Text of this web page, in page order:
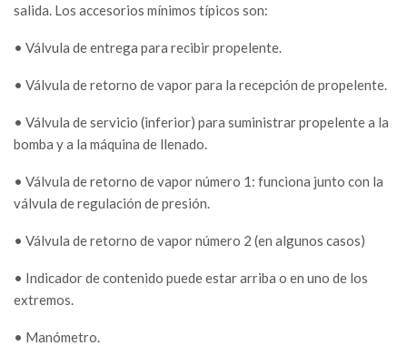
salida. Los accesorios mínimos típicos son:
• Válvula de entrega para recibir propelente.
• Válvula de retorno de vapor para la recepción de propelente.
• Válvula de servicio (inferior) para suministrar propelente a la
bomba y a la máquina de llenado.
• Válvula de retorno de vapor número 1: funciona junto con la
válvula de regulación de presión.
• Válvula de retorno de vapor número 2 (en algunos casos)
• Indicador de contenido puede estar arriba o en uno de los
extremos.
• Manómetro.